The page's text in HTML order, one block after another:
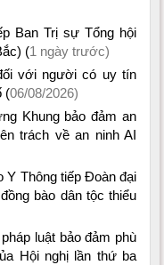
Ban Trị sự Tổng hội
(1 ngày trước)
với người có uy tín
(06/08/2026)
Khung bảo đảm an
trách về an ninh AI
Y Thông tiếp Đoàn đại
bào dân tộc thiểu
luật bảo đảm phù
Hội nghị lần thứ ba